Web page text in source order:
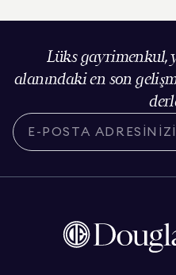
Lüks gayrimenkul,
alanındaki en son